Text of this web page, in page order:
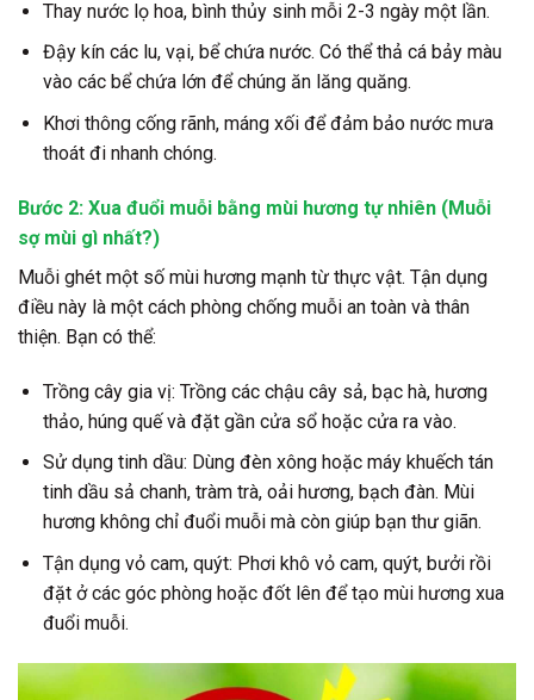
Thay nước lọ hoa, bình thủy sinh mỗi 2-3 ngày một lần.
Đậy kín các lu, vại, bể chứa nước. Có thể thả cá bảy màu
vào các bể chứa lớn để chúng ăn lăng quăng.
Khơi thông cống rãnh, máng xối để đảm bảo nước mưa
thoát đi nhanh chóng.
Bước 2: Xua đuổi muỗi bằng mùi hương tự nhiên (Muỗi
sợ mùi gì nhất?)
Muỗi ghét một số mùi hương mạnh từ thực vật. Tận dụng
điều này là một cách phòng chống muỗi an toàn và thân
thiện. Bạn có thể:
Trồng cây gia vị: Trồng các chậu cây sả, bạc hà, hương
thảo, húng quế và đặt gần cửa sổ hoặc cửa ra vào.
Sử dụng tinh dầu: Dùng đèn xông hoặc máy khuếch tán
tinh dầu sả chanh, tràm trà, oải hương, bạch đàn. Mùi
hương không chỉ đuổi muỗi mà còn giúp bạn thư giãn.
Tận dụng vỏ cam, quýt: Phơi khô vỏ cam, quýt, bưởi rồi
đặt ở các góc phòng hoặc đốt lên để tạo mùi hương xua
đuổi muỗi.